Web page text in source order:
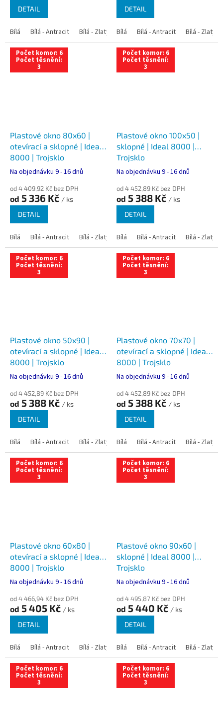
DETAIL
Bílá Bílá - Antracit Bílá - Zlatý dub Bílá - Tmavý dub Bílá -
DETAIL
Bílá Bílá - Antracit Bílá - Zlatý
Počet komor: 6
Počet těsnění:
3
Plastové okno 80x60 |
otevírací a sklopné | Ideal
8000 | Trojsklo
Na objednávku 9 - 16 dnů
od 4 409,92 Kč bez DPH
od 5 336 Kč / ks
DETAIL
Bílá Bílá - Antracit Bílá - Zlatý dub Bílá - Tmavý dub Bílá -
Počet komor: 6
Počet těsnění:
3
Plastové okno 100x50 |
sklopné | Ideal 8000 |
Trojsklo
Na objednávku 9 - 16 dnů
od 4 452,89 Kč bez DPH
od 5 388 Kč / ks
DETAIL
Bílá Bílá - Antracit Bílá - Zlatý
Počet komor: 6
Počet těsnění:
3
Plastové okno 50x90 |
otevírací a sklopné | Ideal
8000 | Trojsklo
Na objednávku 9 - 16 dnů
od 4 452,89 Kč bez DPH
od 5 388 Kč / ks
DETAIL
Bílá Bílá - Antracit Bílá - Zlatý dub Bílá - Tmavý dub Bílá -
Počet komor: 6
Počet těsnění:
3
Plastové okno 70x70 |
otevírací a sklopné | Ideal
8000 | Trojsklo
Na objednávku 9 - 16 dnů
od 4 452,89 Kč bez DPH
od 5 388 Kč / ks
DETAIL
Bílá Bílá - Antracit Bílá - Zlatý
Počet komor: 6
Počet těsnění:
3
Plastové okno 60x80 |
otevírací a sklopné | Ideal
8000 | Trojsklo
Na objednávku 9 - 16 dnů
od 4 466,94 Kč bez DPH
od 5 405 Kč / ks
DETAIL
Bílá Bílá - Antracit Bílá - Zlatý dub Bílá - Tmavý dub Bílá -
Počet komor: 6
Počet těsnění:
3
Plastové okno 90x60 |
sklopné | Ideal 8000 |
Trojsklo
Na objednávku 9 - 16 dnů
od 4 495,87 Kč bez DPH
od 5 440 Kč / ks
DETAIL
Bílá Bílá - Antracit Bílá - Zlatý
Počet komor: 6
Počet těsnění:
3
Počet komor: 6
Počet těsnění:
3